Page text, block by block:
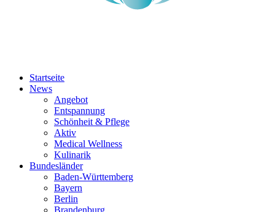
Startseite
News
Angebot
Entspannung
Schönheit & Pflege
Aktiv
Medical Wellness
Kulinarik
Bundesländer
Baden-Württemberg
Bayern
Berlin
Brandenburg